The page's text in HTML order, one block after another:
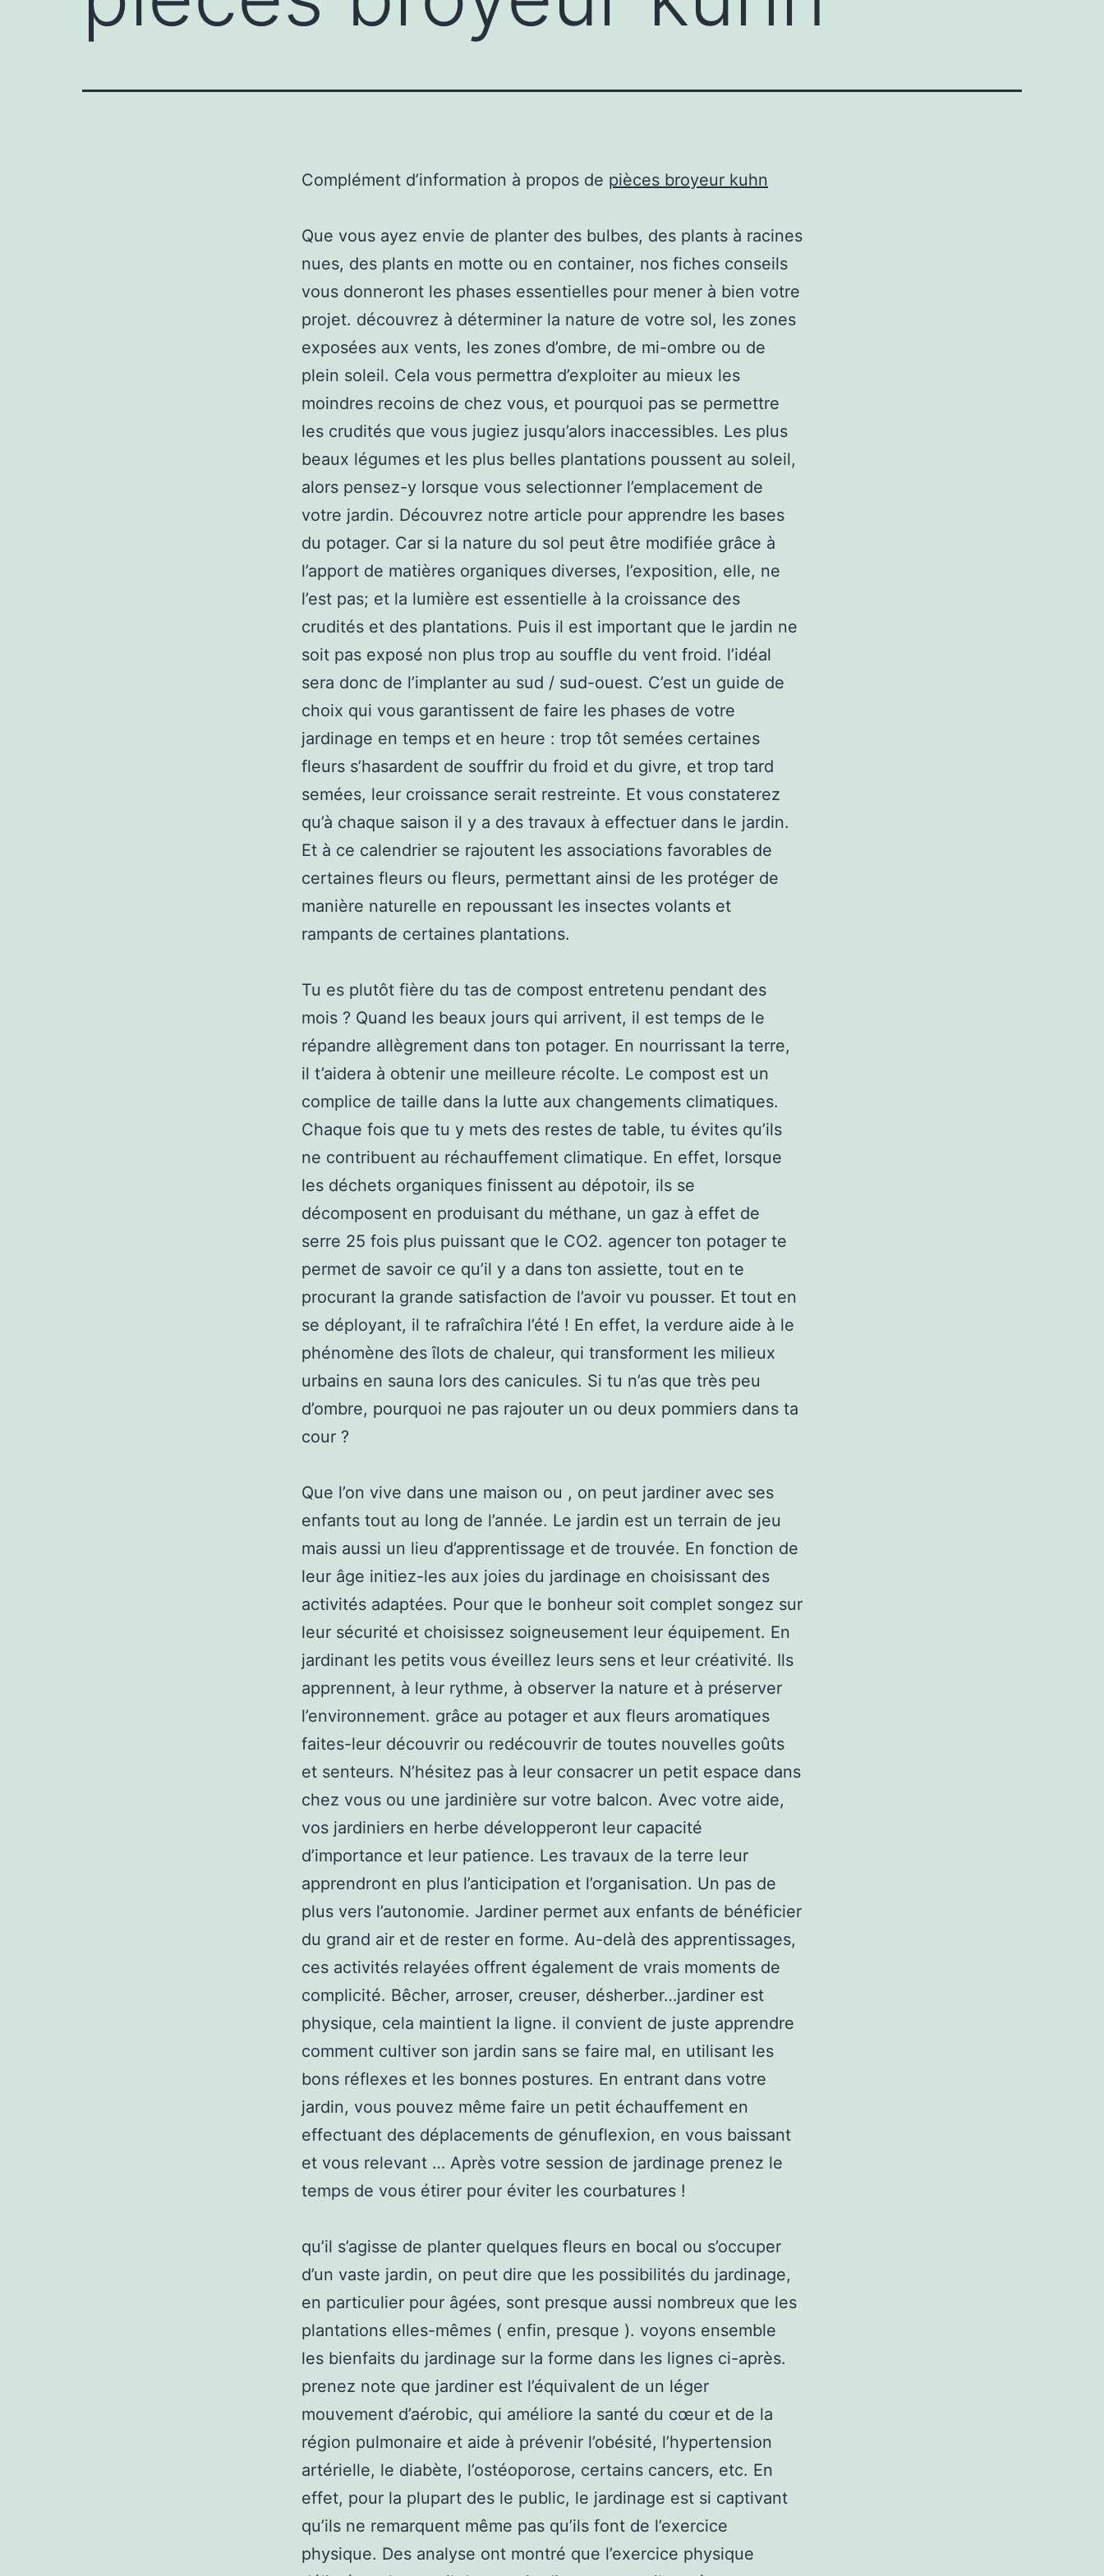
Complément d’information à propos de pièces broyeur kuhn
Que vous ayez envie de planter des bulbes, des plants à racines
nues, des plants en motte ou en container, nos fiches conseils
vous donneront les phases essentielles pour mener à bien votre
projet. découvrez à déterminer la nature de votre sol, les zones
exposées aux vents, les zones d’ombre, de mi-ombre ou de
plein soleil. Cela vous permettra d’exploiter au mieux les
moindres recoins de chez vous, et pourquoi pas se permettre
les crudités que vous jugiez jusqu’alors inaccessibles. Les plus
beaux légumes et les plus belles plantations poussent au soleil,
alors pensez-y lorsque vous selectionner l’emplacement de
votre jardin. Découvrez notre article pour apprendre les bases
du potager. Car si la nature du sol peut être modifiée grâce à
l’apport de matières organiques diverses, l’exposition, elle, ne
l’est pas; et la lumière est essentielle à la croissance des
crudités et des plantations. Puis il est important que le jardin ne
soit pas exposé non plus trop au souffle du vent froid. l’idéal
sera donc de l’implanter au sud / sud-ouest. C’est un guide de
choix qui vous garantissent de faire les phases de votre
jardinage en temps et en heure : trop tôt semées certaines
fleurs s’hasardent de souffrir du froid et du givre, et trop tard
semées, leur croissance serait restreinte. Et vous constaterez
qu’à chaque saison il y a des travaux à effectuer dans le jardin.
Et à ce calendrier se rajoutent les associations favorables de
certaines fleurs ou fleurs, permettant ainsi de les protéger de
manière naturelle en repoussant les insectes volants et
rampants de certaines plantations.
Tu es plutôt fière du tas de compost entretenu pendant des
mois ? Quand les beaux jours qui arrivent, il est temps de le
répandre allègrement dans ton potager. En nourrissant la terre,
il t’aidera à obtenir une meilleure récolte. Le compost est un
complice de taille dans la lutte aux changements climatiques.
Chaque fois que tu y mets des restes de table, tu évites qu’ils
ne contribuent au réchauffement climatique. En effet, lorsque
les déchets organiques finissent au dépotoir, ils se
décomposent en produisant du méthane, un gaz à effet de
serre 25 fois plus puissant que le CO2. agencer ton potager te
permet de savoir ce qu’il y a dans ton assiette, tout en te
procurant la grande satisfaction de l’avoir vu pousser. Et tout en
se déployant, il te rafraîchira l’été ! En effet, la verdure aide à le
phénomène des îlots de chaleur, qui transforment les milieux
urbains en sauna lors des canicules. Si tu n’as que très peu
d’ombre, pourquoi ne pas rajouter un ou deux pommiers dans ta
cour ?
Que l’on vive dans une maison ou , on peut jardiner avec ses
enfants tout au long de l’année. Le jardin est un terrain de jeu
mais aussi un lieu d’apprentissage et de trouvée. En fonction de
leur âge initiez-les aux joies du jardinage en choisissant des
activités adaptées. Pour que le bonheur soit complet songez sur
leur sécurité et choisissez soigneusement leur équipement. En
jardinant les petits vous éveillez leurs sens et leur créativité. Ils
apprennent, à leur rythme, à observer la nature et à préserver
l’environnement. grâce au potager et aux fleurs aromatiques
faites-leur découvrir ou redécouvrir de toutes nouvelles goûts
et senteurs. N’hésitez pas à leur consacrer un petit espace dans
chez vous ou une jardinière sur votre balcon. Avec votre aide,
vos jardiniers en herbe développeront leur capacité
d’importance et leur patience. Les travaux de la terre leur
apprendront en plus l’anticipation et l’organisation. Un pas de
plus vers l’autonomie. Jardiner permet aux enfants de bénéficier
du grand air et de rester en forme. Au-delà des apprentissages,
ces activités relayées offrent également de vrais moments de
complicité. Bêcher, arroser, creuser, désherber…jardiner est
physique, cela maintient la ligne. il convient de juste apprendre
comment cultiver son jardin sans se faire mal, en utilisant les
bons réflexes et les bonnes postures. En entrant dans votre
jardin, vous pouvez même faire un petit échauffement en
effectuant des déplacements de génuflexion, en vous baissant
et vous relevant … Après votre session de jardinage prenez le
temps de vous étirer pour éviter les courbatures !
qu’il s’agisse de planter quelques fleurs en bocal ou s’occuper
d’un vaste jardin, on peut dire que les possibilités du jardinage,
en particulier pour âgées, sont presque aussi nombreux que les
plantations elles-mêmes ( enfin, presque ). voyons ensemble
les bienfaits du jardinage sur la forme dans les lignes ci-après.
prenez note que jardiner est l’équivalent de un léger
mouvement d’aérobic, qui améliore la santé du cœur et de la
région pulmonaire et aide à prévenir l’obésité, l’hypertension
artérielle, le diabète, l’ostéoporose, certains cancers, etc. En
effet, pour la plupart des le public, le jardinage est si captivant
qu’ils ne remarquent même pas qu’ils font de l’exercice
physique. Des analyse ont montré que l’exercice physique